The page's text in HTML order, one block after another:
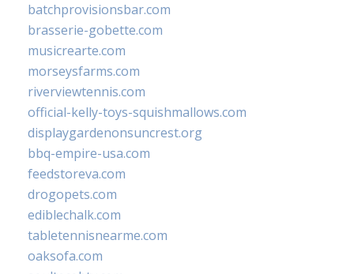
batchprovisionsbar.com
brasserie-gobette.com
musicrearte.com
morseysfarms.com
riverviewtennis.com
official-kelly-toys-squishmallows.com
displaygardenonsuncrest.org
bbq-empire-usa.com
feedstoreva.com
drogopets.com
ediblechalk.com
tabletennisnearme.com
oaksofa.com